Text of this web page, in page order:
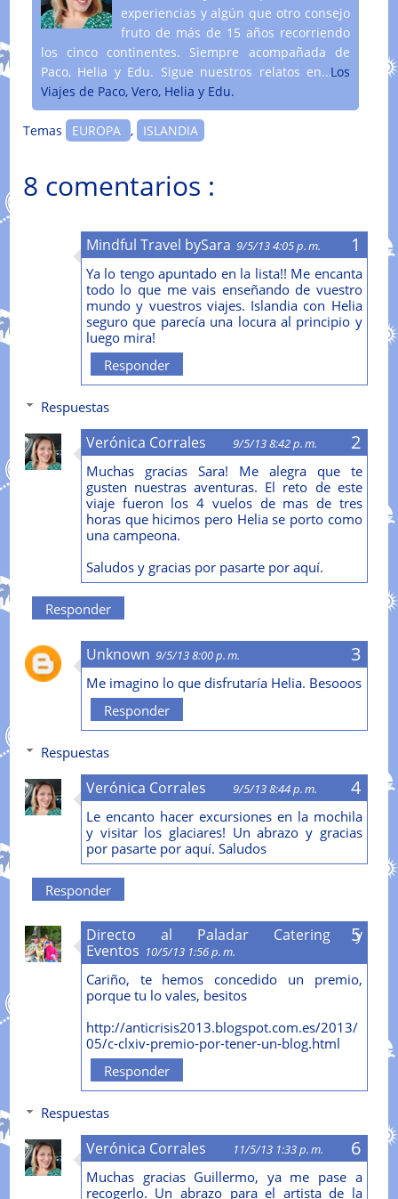
experiencias y algún que otro consejo
fruto de más de 15 años recorriendo
los cinco continentes. Siempre acompañada de
Paco, Helia y Edu. Sigue nuestros relatos en....
Los
Viajes de Paco, Vero, Helia y Edu.
Temas EUROPA , ISLANDIA
8 comentarios :
Mindful Travel bySara 9/5/13 4:05 p. m.
Ya lo tengo apuntado en la lista!! Me encanta
todo lo que me vais enseñando de vuestro
mundo y vuestros viajes. Islandia con Helia
seguro que parecía una locura al principio y
luego mira!
Responder
Respuestas
Verónica Corrales 9/5/13 8:42 p. m.
Muchas gracias Sara! Me alegra que te
gusten nuestras aventuras. El reto de este
viaje fueron los 4 vuelos de mas de tres
horas que hicimos pero Helia se porto como
una campeona.
Saludos y gracias por pasarte por aquí.
Responder
Unknown 9/5/13 8:00 p. m.
Me imagino lo que disfrutaría Helia. Besooos
Responder
Respuestas
Verónica Corrales 9/5/13 8:44 p. m.
Le encanto hacer excursiones en la mochila
y visitar los glaciares! Un abrazo y gracias
por pasarte por aquí. Saludos
Responder
Directo al Paladar Catering y
Eventos 10/5/13 1:56 p. m.
Cariño, te hemos concedido un premio,
porque tu lo vales, besitos
http://anticrisis2013.blogspot.com.es/2013/
05/c-clxiv-premio-por-tener-un-blog.html
Responder
Respuestas
Verónica Corrales 11/5/13 1:33 p. m.
Muchas gracias Guillermo, ya me pase a
recogerlo. Un abrazo para el artista de la